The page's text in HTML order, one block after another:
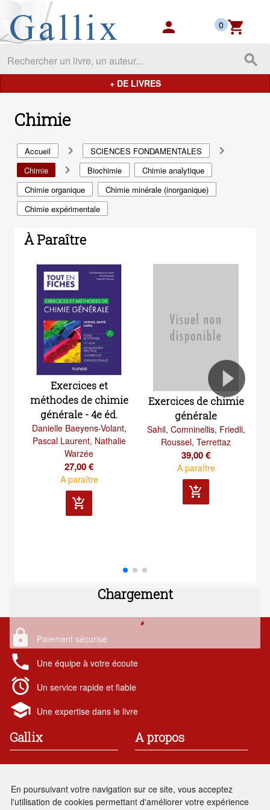
Gallix - les mondes du livres
person shopping_cart
0
search
+ DE LIVRES
Chimie
Accueil navigate_next SCIENCES FONDAMENTALES navigate_next
Chimie navigate_next Biochimie
Chimie analytique
Chimie organique
Chimie minérale (inorganique)
Chimie expérimentale
À Paraître
Exercices et
méthodes de chimie
générale - 4e éd.
Danielle Baeyens-Volant,
Pascal Laurent, Nathalie
Warzée
27,00 €
A paraître
add_shopping_cart
Exercices de chimie
générale
Sahil, Comninellis, Friedli,
Roussel, Terrettaz
39,00 €
A paraître
add_shopping_cart
Chargement
lock Paiement sécurisé
local_phone Une équipe à votre écoute
alarm Un service rapide et fiable
school Une expertise dans le livre
Gallix
France
A propos
Conditions générales de vente
En poursuivant votre navigation sur ce site, vous acceptez
l'utilisation de cookies permettant d'améliorer votre expérience